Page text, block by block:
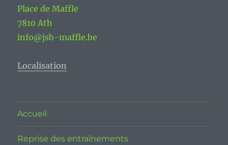
Place de Maffle
7810 Ath
info@jsb-maffle.be
Localisation
Accueil
Reprise des entraînements